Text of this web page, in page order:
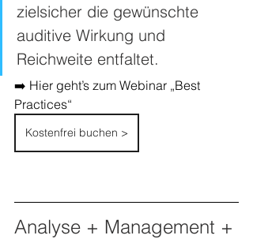
zielsicher die gewünschte
auditive Wirkung und
Reichweite entfaltet.
➡️ Hier geht’s zum Webinar „Best
Practices“
Kostenfrei buchen >
Analyse + Management +